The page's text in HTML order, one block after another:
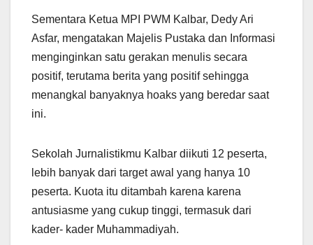
Sementara Ketua MPI PWM Kalbar, Dedy Ari
Asfar, mengatakan Majelis Pustaka dan Informasi
menginginkan satu gerakan menulis secara
positif, terutama berita yang positif sehingga
menangkal banyaknya hoaks yang beredar saat
ini.
Sekolah Jurnalistikmu Kalbar diikuti 12 peserta,
lebih banyak dari target awal yang hanya 10
peserta. Kuota itu ditambah karena karena
antusiasme yang cukup tinggi, termasuk dari
kader- kader Muhammadiyah.